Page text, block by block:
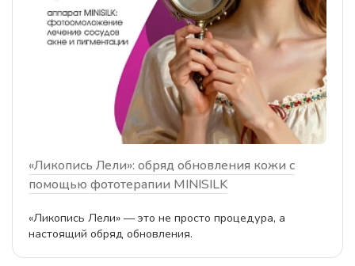
«Ликопись Лели»: обряд обновления кожи с
помощью фототерапии MINISILK
«Ликопись Лели» — это не просто процедура, а
настоящий обряд обновления.